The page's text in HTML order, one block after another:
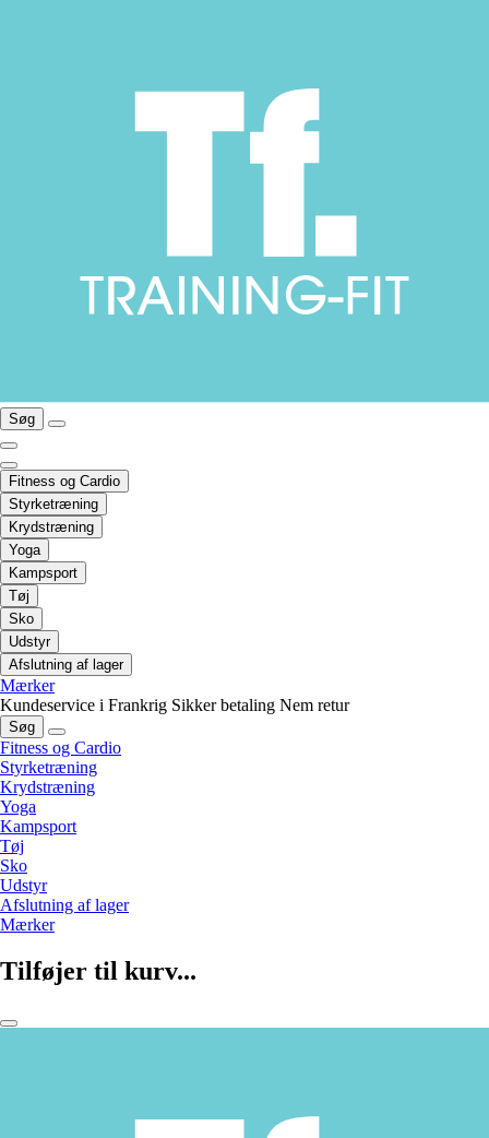
Søg
Fitness og Cardio
Styrketræning
Krydstræning
Yoga
Kampsport
Tøj
Sko
Udstyr
Afslutning af lager
Mærker
Kundeservice i Frankrig Sikker betaling Nem retur
Søg
Fitness og Cardio
Styrketræning
Krydstræning
Yoga
Kampsport
Tøj
Sko
Udstyr
Afslutning af lager
Mærker
Tilføjer til kurv...